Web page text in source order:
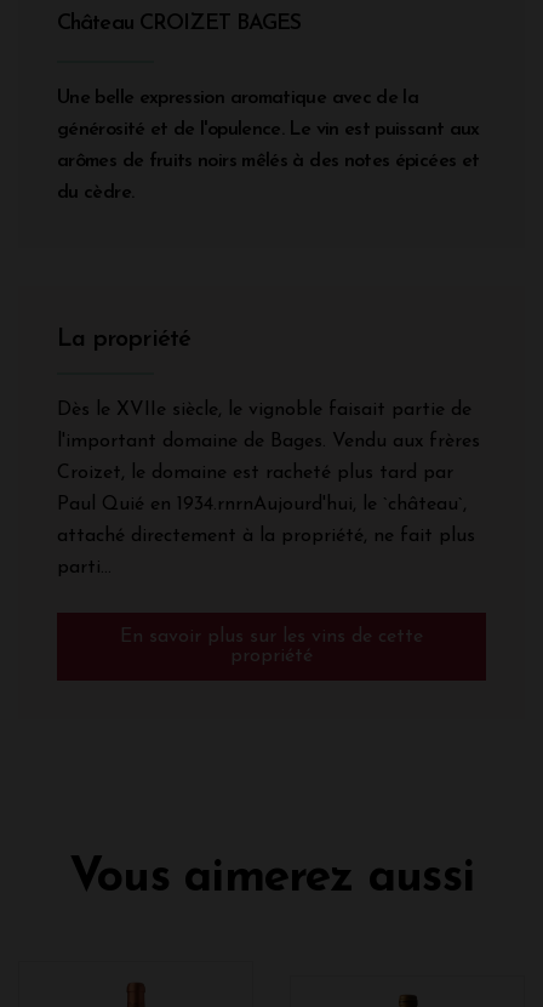
Château CROIZET BAGES
Une belle expression aromatique avec de la
générosité et de l'opulence. Le vin est puissant aux
arômes de fruits noirs mêlés à des notes épicées et
du cèdre.
La propriété
Dès le XVIIe siècle, le vignoble faisait partie de
l'important domaine de Bages. Vendu aux frères
Croizet, le domaine est racheté plus tard par
Paul Quié en 1934.rnrnAujourd'hui, le `château`,
attaché directement à la propriété, ne fait plus
parti...
En savoir plus sur les vins de cette
propriété
Vous aimerez aussi